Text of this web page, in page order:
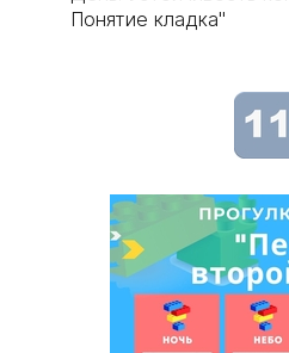
Понятие кладка"